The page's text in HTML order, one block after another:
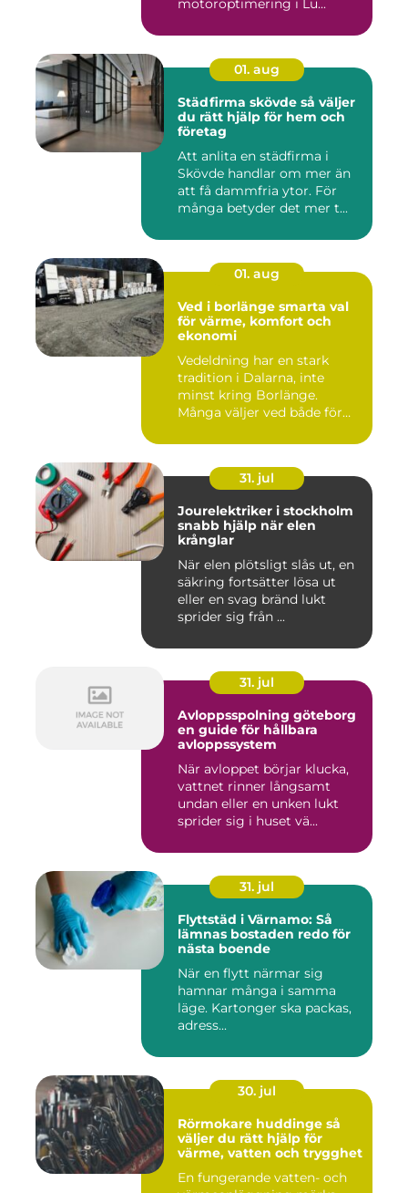
motoroptimering i Lu...
01. aug
Städfirma skövde så väljer
du rätt hjälp för hem och
företag
Att anlita en städfirma i
Skövde handlar om mer än
att få dammfria ytor. För
många betyder det mer t...
01. aug
Ved i borlänge smarta val
för värme, komfort och
ekonomi
Vedeldning har en stark
tradition i Dalarna, inte
minst kring Borlänge.
Många väljer ved både för
31. jul
Jourelektriker i stockholm
snabb hjälp när elen
krånglar
När elen plötsligt slås ut, en
säkring fortsätter lösa ut
eller en svag bränd lukt
sprider sig från ...
31. jul
Avloppsspolning göteborg
en guide för hållbara
avloppssystem
När avloppet börjar klucka,
vattnet rinner långsamt
undan eller en unken lukt
sprider sig i huset vä...
31. jul
Flyttstäd i Värnamo: Så
lämnas bostaden redo för
nästa boende
När en flytt närmar sig
hamnar många i samma
läge. Kartonger ska packas,
adress...
30. jul
Rörmokare huddinge så
väljer du rätt hjälp för
värme, vatten och trygghet
En fungerande vatten- och